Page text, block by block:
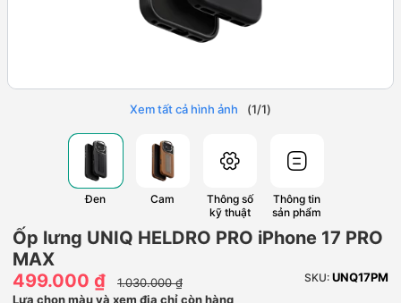
Xem tất cả hình ảnh (1/1)
Đen Cam
Thông số
kỹ thuật
Thông tin
sản phẩm
Ốp lưng UNIQ HELDRO PRO iPhone 17 PRO
MAX
499.000 ₫
1.030.000 ₫ SKU: UNQ17PM
Lựa chọn màu và xem địa chỉ còn hàng